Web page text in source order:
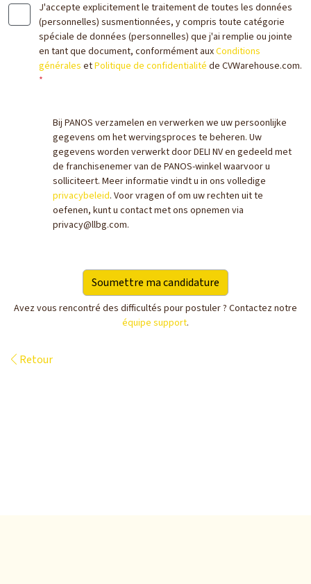
J'accepte explicitement le traitement de toutes les données
(personnelles) susmentionnées, y compris toute catégorie
spéciale de données (personnelles) que j'ai remplie ou jointe
en tant que document, conformément auxConditions
générales etPolitique de confidentialité de CVWarehouse.com.
*
Bij PANOS verzamelen en verwerken we uw persoonlijke
gegevens om het wervingsproces te beheren. Uw
gegevens worden verwerkt door DELI NV en gedeeld met
de franchisenemer van de PANOS-winkel waarvoor u
solliciteert. Meer informatie vindt u in ons volledige
privacybeleid. Voor vragen of om uw rechten uit te
oefenen, kunt u contact met ons opnemen via
privacy@llbg.com.
Avez vous rencontré des difficultés pour postuler ? Contactez notre
équipe support.
Retour